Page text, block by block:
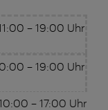
– 19:00 Uhr
– 19:00 Uhr
– 17:00 Uhr